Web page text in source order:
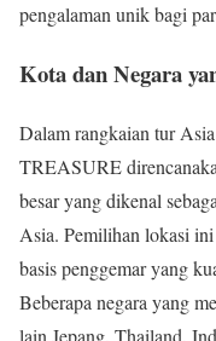
pengalaman unik bagi
Kota dan Negara
Dalam rangkaian tur
TREASURE
besar yang dikenal
Asia. Pemilihan lokasi
basis penggemar yang
Beberapa negara yang
lain Jepang, Thailand,